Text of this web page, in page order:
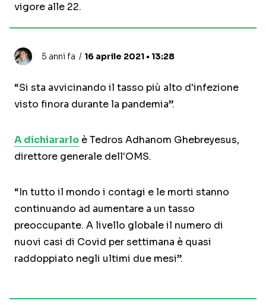
vigore alle 22.
5 anni fa 16 aprile 2021 • 13:28
“Si sta avvicinando il tasso più alto d'infezione
visto finora durante la pandemia”.
A dichiararlo è Tedros Adhanom Ghebreyesus,
direttore generale dell'OMS.
“In tutto il mondo i contagi e le morti stanno
continuando ad aumentare a un tasso
preoccupante. A livello globale il numero di
nuovi casi di Covid per settimana è quasi
raddoppiato negli ultimi due mesi”.